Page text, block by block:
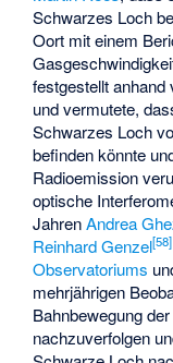
Schwarzes Loch
Oort mit einem
festgestellt
und vermutete,
Schwarzes Loch
befinden könnte
Radioemission
optische
JahrenAndrea
Reinhard Genzel[58]
Observatoriums
mehrjährigen
Bahnbewegung
nachzuverfolgen